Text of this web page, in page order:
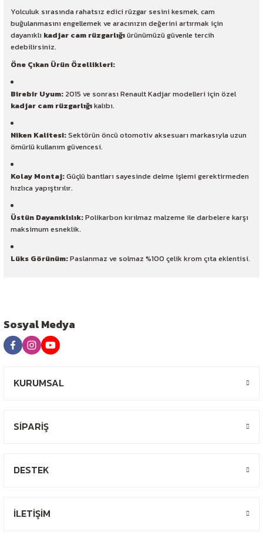
Yolculuk sırasında rahatsız edici rüzgar sesini kesmek, cam
buğulanmasını engellemek ve aracınızın değerini artırmak için
dayanıklı kadjar cam rüzgarlığıürünümüzü güvenle tercih
edebilirsiniz.
Öne Çıkan Ürün Özellikleri:
Birebir Uyum: 2015 ve sonrası Renault Kadjar modelleri için özel
kadjar cam rüzgarlığıkalıbı.
Niken Kalitesi:Sektörün öncü otomotiv aksesuarı markasıyla uzun
ömürlü kullanım güvencesi.
Kolay Montaj:Güçlü bantları sayesinde delme işlemi gerektirmeden
hızlıca yapıştırılır.
Üstün Dayanıklılık:Polikarbon kırılmaz malzeme ile darbelere karşı
maksimum esneklik.
Lüks Görünüm:Paslanmaz ve solmaz %100 çelik krom çıta eklentisi.
Sosyal Medya
KURUMSAL
SİPARİŞ
DESTEK
İLETİŞİM